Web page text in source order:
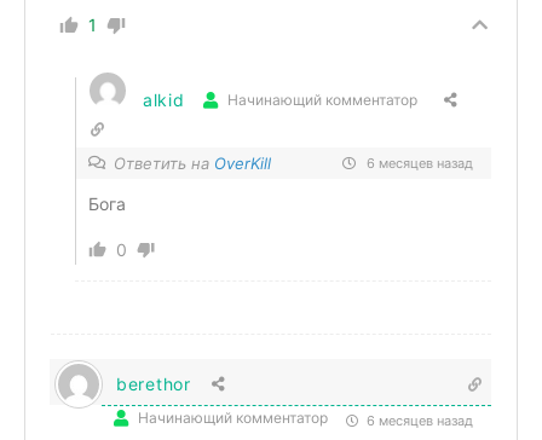
1
alkid Начинающий комментатор
Ответить на OverKill 6 месяцев назад
Бога
0
berethor
Начинающий комментатор 6 месяцев назад